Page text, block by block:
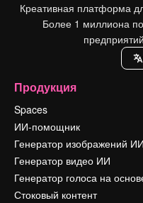
Креативная платформа
Более 1 миллиона
Продукция
Spaces
ИИ-помощник
Генератор изображений ИИ
Генератор видео ИИ
Генератор голоса на
Стоковый контент